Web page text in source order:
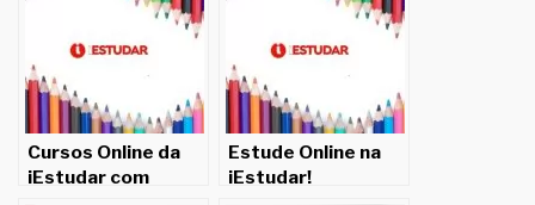
Cursos Online da
iEstudar com
Estude Online na
iEstudar!